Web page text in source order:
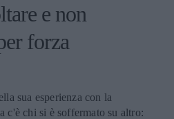
e non
forza
sua esperienza con la
c'è chi si è soffermato su altro: